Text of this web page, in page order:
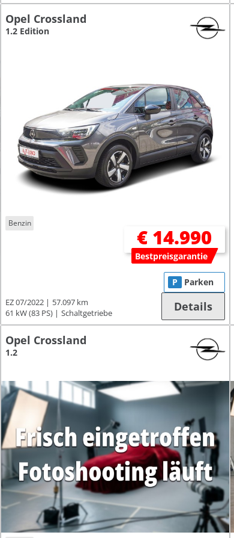
Opel Crossland
1.2 Edition
Benzin
€ 14.990
Bestpreisgarantie
EZ 07/2022
57.097 km
61 kW (83 PS)
Schaltgetriebe
P Parken
Details
Opel Crossland
1.2